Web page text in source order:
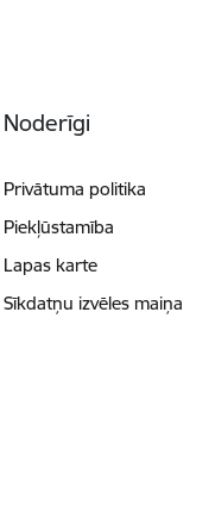
Noderīgi
Privātuma politika
Piekļūstamība
Lapas karte
Sīkdatņu izvēles maiņa